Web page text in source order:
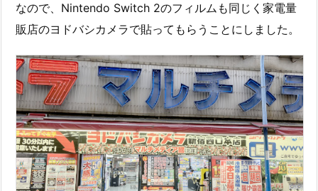
なので、Nintendo Switch 2のフィルムも同じく家電量
販店のヨドバシカメラで貼ってもらうことにしました。